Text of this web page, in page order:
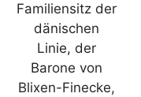
Familiensitz der
dänischen
Linie, der
Barone von
Blixen-Finecke,